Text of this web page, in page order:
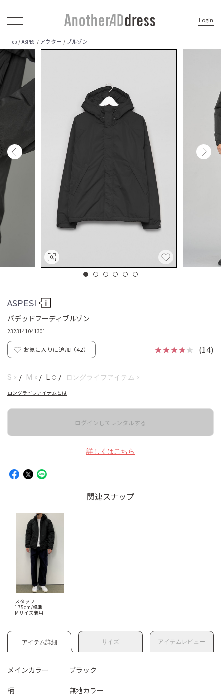
Login
Top / ASPESI / アウター / ブルゾン
ASPESI
パデッドフーディブルゾン
2323141041301
お気に入りに追加（42） ★★★★★ (14)
S ☓ / M ☓ / L ◯ / ロングライフアイテム ☓
ロングライフアイテムとは
ログインしてレンタルする
詳しくはこちら
関連スナップ
スタッフ
175cm/標準
Mサイズ着用
アイテム詳細 サイズ アイテムレビュー
メインカラー ブラック
柄 無地カラー